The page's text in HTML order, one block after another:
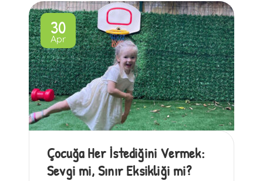
30
Apr
Çocuğa Her İstediğini Vermek:
Sevgi mi, Sınır Eksikliği mi?